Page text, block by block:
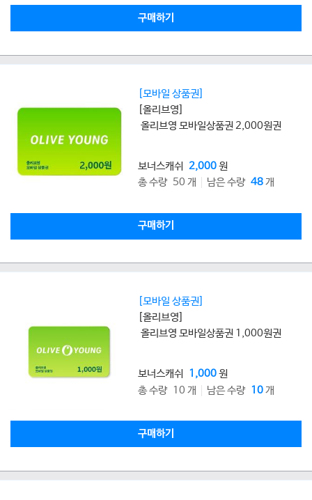
구매하기
[모바일 상품권]
[올리브영]
올리브영 모바일상품권 2,000원권
보너스캐쉬 2,000원
총 수량 50 개
남은 수량 48개
구매하기
[모바일 상품권]
[올리브영]
올리브영 모바일상품권 1,000원권
보너스캐쉬 1,000원
총 수량 10 개
남은 수량 10개
구매하기